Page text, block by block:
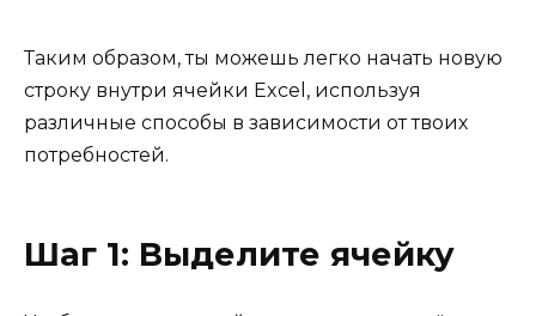
Таким образом, ты можешь легко начать новую
строку внутри ячейки Excel, используя
различные способы в зависимости от твоих
потребностей.
Шаг 1: Выделите ячейку